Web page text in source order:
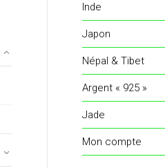
Inde
Japon
Népal & Tibet
Argent « 925 »
Jade
Mon compte